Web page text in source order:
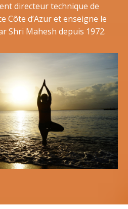
directeur technique de
Côte d’Azur et enseigne le
Shri Mahesh depuis 1972.